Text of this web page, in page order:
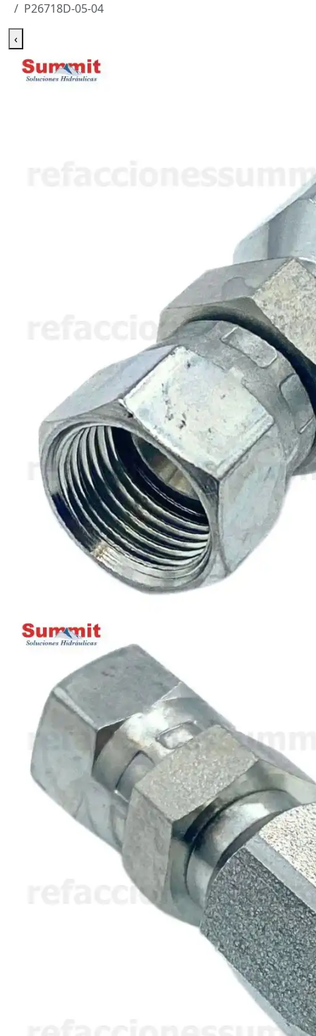
P26718D-05-04
‹